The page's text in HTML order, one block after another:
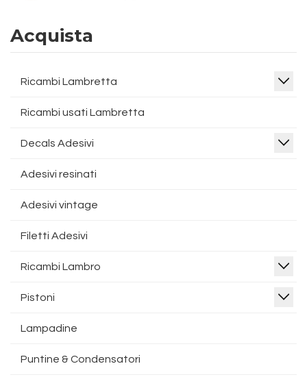
Acquista
Ricambi Lambretta
Ricambi usati Lambretta
Decals Adesivi
Adesivi resinati
Adesivi vintage
Filetti Adesivi
Ricambi Lambro
Pistoni
Lampadine
Puntine & Condensatori